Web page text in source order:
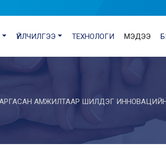
ҮЙЛЧИЛГЭЭ ТЕХНОЛОГИ МЭДЭЭ
АМЖИЛТААР ШИЛДЭГ ИННОВАЦИЙН